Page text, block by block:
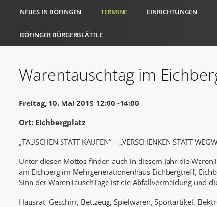
NEUES IN BÖFINGEN TERMINE EINRICHTUNGEN
BÖFINGER BÜRGERBLÄTTLE
Warentauschtag im
Freitag, 10. Mai 2019 12:00 -14:00
Ort: Eichbergplatz
„TAUSCHEN STATT KAUFEN“ – „VERSCHENKEN STATT
Unter diesen Mottos finden auch in diesem Jahr die
am Eichberg im Mehrgenerationenhaus Eichbergtreff,
Sinn der WarenTauschTage ist die Abfallvermeidung und
Hausrat, Geschirr, Bettzeug, Spielwaren, Sportartikel,